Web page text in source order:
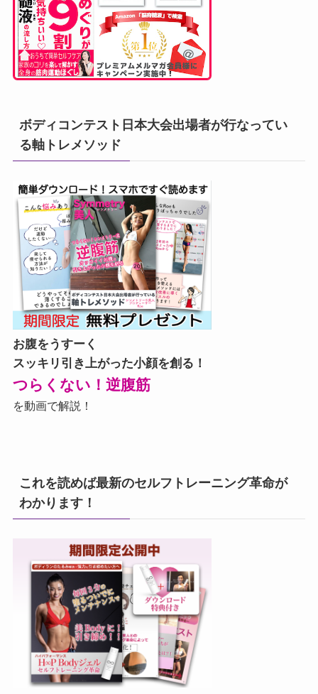
ボディコンテスト日本大会出場者が行なってい
る軸トレメソッド
お腹をうすーく
スッキリ引き上がった小顔を創る！
つらくない！逆腹筋
を動画で解説！
これを読めば最新のセルフトレーニング革命が
わかります！